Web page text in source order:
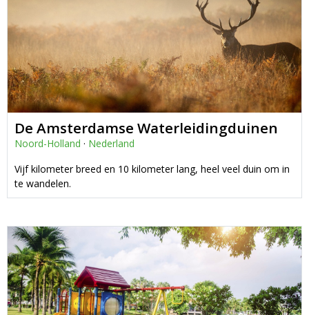
De Amsterdamse Waterleidingduinen
Noord-Holland · Nederland
Vijf kilometer breed en 10 kilometer lang, heel veel duin om in
te wandelen.